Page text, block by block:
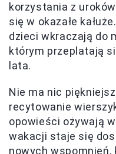
korzystania z
się w okazałe
dzieci wkraczają do
którym przeplatają
lata.
Nie ma nic
recytowanie
opowieści ożywają
wakacji staje się
nowych wspomnień,